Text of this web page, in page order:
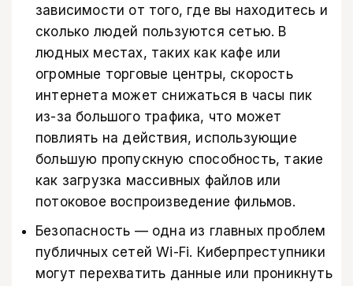
зависимости от того, где вы находитесь и
сколько людей пользуются сетью. В
людных местах, таких как кафе или
огромные торговые центры, скорость
интернета может снижаться в часы пик
из-за большого трафика, что может
повлиять на действия, использующие
большую пропускную способность, такие
как загрузка массивных файлов или
потоковое воспроизведение фильмов.
Безопасность — одна из главных проблем
публичных сетей Wi-Fi. Киберпреступники
могут перехватить данные или проникнуть